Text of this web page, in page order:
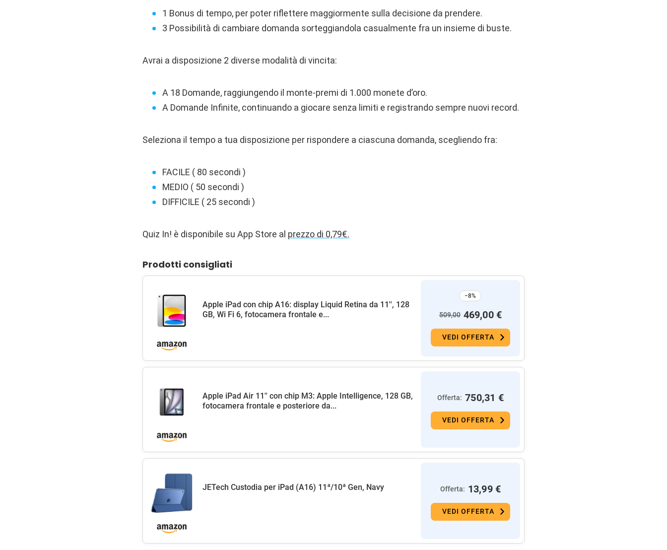
1 Bonus di tempo, per poter riflettere maggiormente sulla decisione da prendere.
3 Possibilità di cambiare domanda sorteggiandola casualmente fra un insieme di buste.
Avrai a disposizione 2 diverse modalità di vincita:
A 18 Domande, raggiungendo il monte-premi di 1.000 monete d’oro.
A Domande Infinite, continuando a giocare senza limiti e registrando sempre nuovi record.
Seleziona il tempo a tua disposizione per rispondere a ciascuna domanda, scegliendo fra:
FACILE ( 80 secondi )
MEDIO ( 50 secondi )
DIFFICILE ( 25 secondi )
Quiz In! è disponibile su App Store al prezzo di 0,79€.
Prodotti consigliati
Apple iPad con chip A16: display Liquid Retina da 11'', 128
GB, Wi Fi 6, fotocamera frontale e...
−8%
509,00 469,00 €
VEDI OFFERTA
Apple iPad Air 11'' con chip M3: Apple Intelligence, 128 GB,
fotocamera frontale e posteriore da...
Offerta: 750,31 €
VEDI OFFERTA
JETech Custodia per iPad (A16) 11ª/10ª Gen, Navy Offerta: 13,99 €
VEDI OFFERTA